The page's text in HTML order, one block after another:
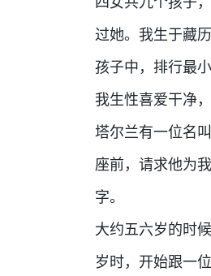
过她。我生于藏
孩子中，排行最
我生性喜爱干净
塔尔兰有一位名
座前，请求他为
字。
大约五六岁的时
岁时，开始跟一